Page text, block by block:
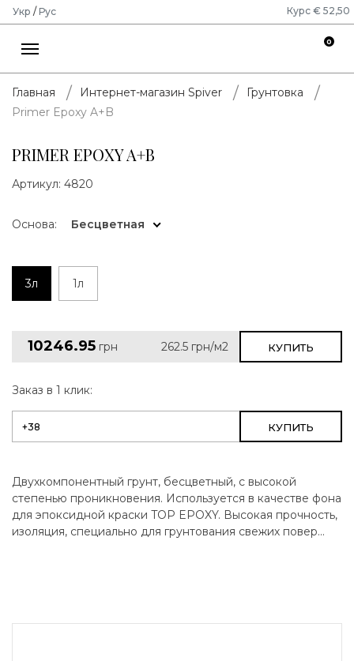
Укр / Рус Курс € 52,50
0
Главная Интернет-магазин Spiver
Грунтовка
Primer Epoxy A+B
PRIMER EPOXY A+B
Артикул: 4820
Основа: Бесцветная
3л 1л
10246.95 грн 262.5 грн/м2 КУПИТЬ
Заказ в 1 клик:
КУПИТЬ
Двухкомпонентный грунт, бесцветный, с высокой
степенью проникновения. Используется в качестве фона
для эпоксидной краски TOP EPOXY. Высокая прочность,
изоляция, специально для грунтования свежих повер...